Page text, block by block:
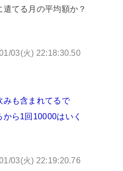
てる月の平均額か？
03(火) 22:18:30.50
みも含まれてるで
ら1回10000はいく
03(火) 22:19:20.76